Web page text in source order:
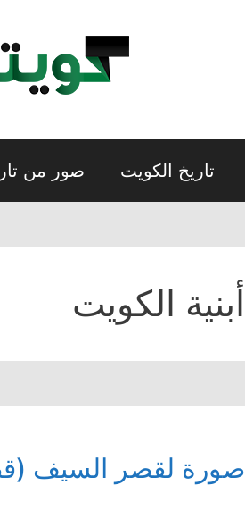
تاريخ الكويت صور من
أبنية الكويت
صورة لقصر السيف